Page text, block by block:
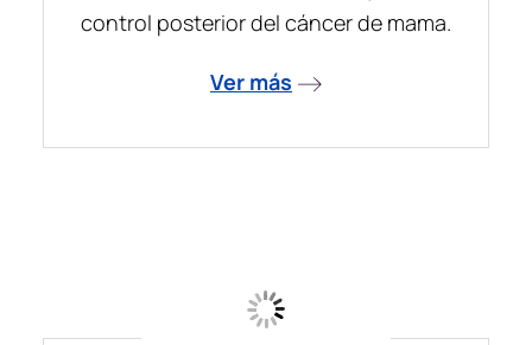
control posterior del cáncer de mama.
Ver más